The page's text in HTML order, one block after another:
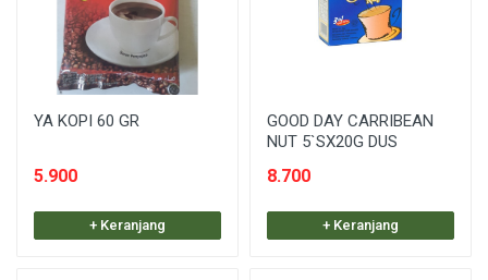
YA KOPI 60 GR
5.900
+ Keranjang
GOOD DAY CARRIBEAN
NUT 5`SX20G DUS
8.700
+ Keranjang